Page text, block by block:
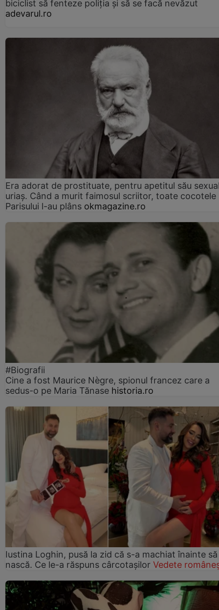
biciclist să fenteze poliția și să se facă nevăzut
adevarul.ro
Era adorat de prostituate, pentru apetitul său
uriaș. Când a murit faimosul scriitor, toate cocotele
Parisului l-au plâns okmagazine.ro
#Biografii
Cine a fost Maurice Nègre, spionul francez care a
sedus-o pe Maria Tănase historia.ro
Iustina Loghin, pusă la zid că s-a machiat înainte să
nască. Ce le-a răspuns cârcotașilor Vedete